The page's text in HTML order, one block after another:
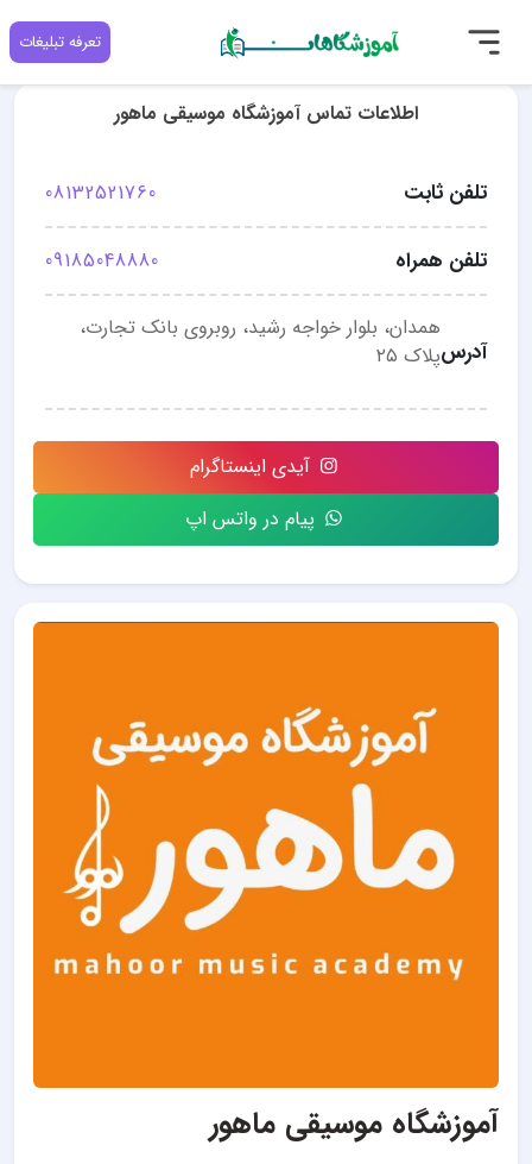
تعرفه تبلیغات
آموزشگاه موسیقی ماهور
اطلاعات تماس آموزشگاه موسیقی ماهور
تلفن ثابت 08132521760
تلفن همراه 09185048880
آدرس
همدان، بلوار خواجه رشید، روبروی بانک تجارت،
پلاک ۲۵
آیدی اینستاگرام
پیام در واتس اپ